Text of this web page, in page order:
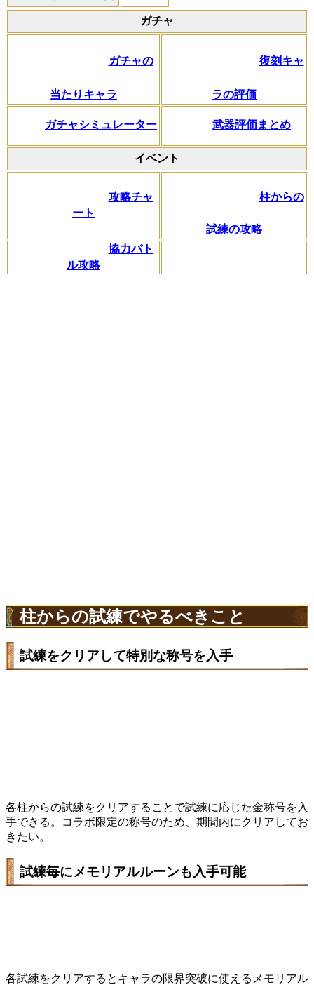
ガチャ
ガチャの
当たりキャラ
復刻キャ
ラの評価
ガチャシミュレーター 武器評価まとめ
イベント
攻略チャ
ート
柱からの
試練の攻略
協力バト
ル攻略
柱からの試練でやるべきこと
試練をクリアして特別な称号を入手
各柱からの試練をクリアすることで試練に応じた金称号を入
手できる。コラボ限定の称号のため、期間内にクリアしてお
きたい。
試練毎にメモリアルルーンも入手可能
各試練をクリアするとキャラの限界突破に使えるメモリアル